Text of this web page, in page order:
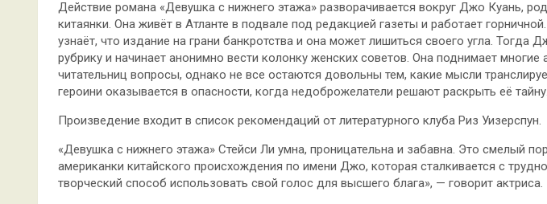
Действие романа «Девушка с нижнего этажа» разворачивается вокруг Джо Куань,
китаянки. Она живёт в Атланте в подвале под редакцией газеты и работает
узнаёт, что издание на грани банкротства и она может лишиться своего угла. Тогда
рубрику и начинает анонимно вести колонку женских советов. Она поднимает многие
читательниц вопросы, однако не все остаются довольны тем, какие мысли
героини оказывается в опасности, когда недоброжелатели решают раскрыть её тайну.
Произведение входит в список рекомендаций от литературного клуба Риз Уизерспун.
«Девушка с нижнего этажа» Стейси Ли умна, проницательна и забавна. Это смелый
американки китайского происхождения по имени Джо, которая сталкивается с
творческий способ использовать свой голос для высшего блага», — говорит актриса.